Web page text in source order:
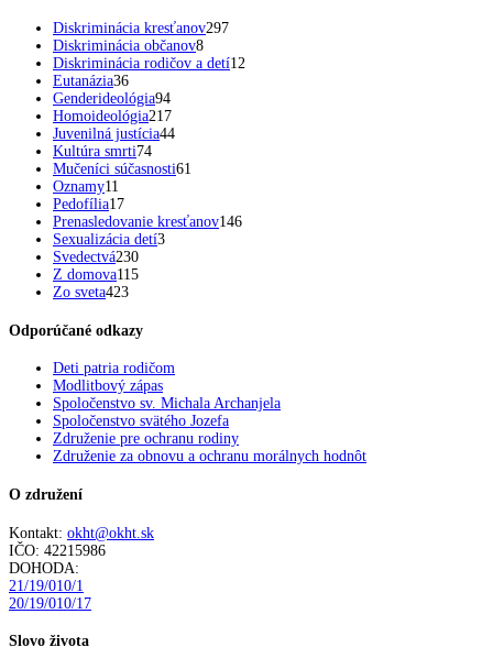
Diskriminácia kresťanov297
Diskriminácia občanov8
Diskriminácia rodičov a detí12
Eutanázia36
Genderideológia94
Homoideológia217
Juvenilná justícia44
Kultúra smrti74
Mučeníci súčasnosti61
Oznamy11
Pedofília17
Prenasledovanie kresťanov146
Sexualizácia detí3
Svedectvá230
Z domova115
Zo sveta423
Odporúčané odkazy
Deti patria rodičom
Modlitbový zápas
Spoločenstvo sv. Michala Archanjela
Spoločenstvo svätého Jozefa
Združenie pre ochranu rodiny
Združenie za obnovu a ochranu morálnych hodnôt
O združení
Kontakt: okht@okht.sk
IČO: 42215986
DOHODA:
21/19/010/1
20/19/010/17
Slovo života